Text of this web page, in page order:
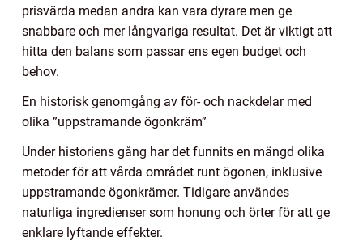
prisvärda medan andra kan vara dyrare men ge
snabbare och mer långvariga resultat. Det är viktigt att
hitta den balans som passar ens egen budget och
behov.
En historisk genomgång av för- och nackdelar med
olika ”uppstramande ögonkräm”
Under historiens gång har det funnits en mängd olika
metoder för att vårda området runt ögonen, inklusive
uppstramande ögonkrämer. Tidigare användes
naturliga ingredienser som honung och örter för att ge
enklare lyftande effekter.